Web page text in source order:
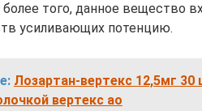
того, данное вещество
усиливающих потенцию.
Лозартан-вертекс 12,5мг
вертекс ао